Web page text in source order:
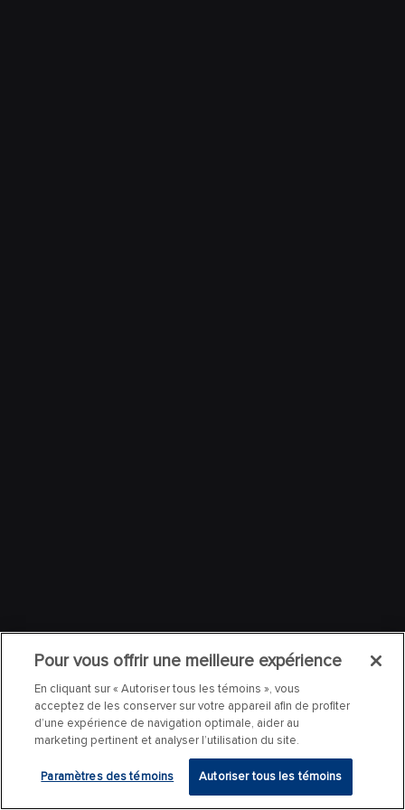
Pour vous offrir une meilleure expérience
En cliquant sur « Autoriser tous les témoins », vous
acceptez de les conserver sur votre appareil afin de profiter
d’une expérience de navigation optimale, aider au
marketing pertinent et analyser l’utilisation du site.
Paramètres des témoins Autoriser tous les témoins